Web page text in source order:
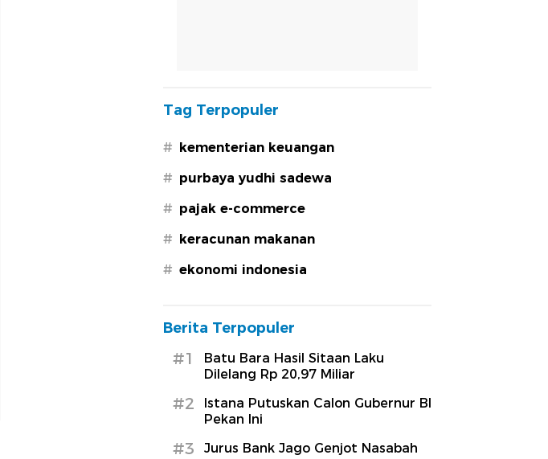
Tag Terpopuler
# kementerian keuangan
# purbaya yudhi sadewa
# pajak e-commerce
# keracunan makanan
# ekonomi indonesia
Berita Terpopuler
#1
Batu Bara Hasil Sitaan Laku
Dilelang Rp 20,97 Miliar
#2
Istana Putuskan Calon Gubernur BI
Pekan Ini
#3 Jurus Bank Jago Genjot Nasabah